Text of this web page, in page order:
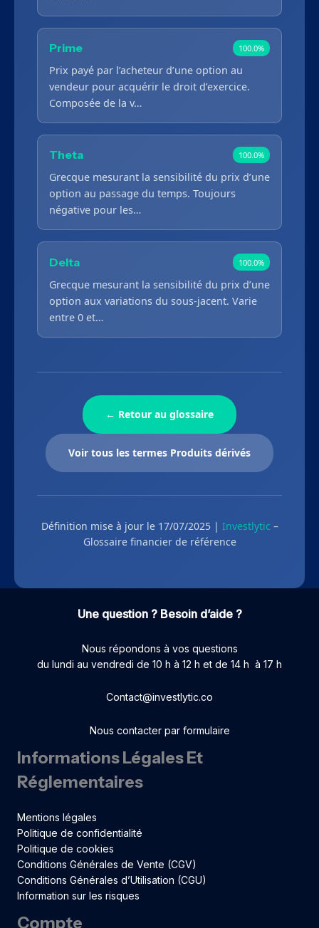
Prime 100.0%
Prix payé par l’acheteur d’une option au
vendeur pour acquérir le droit d’exercice.
Composée de la v…
Theta 100.0%
Grecque mesurant la sensibilité du prix d’une
option au passage du temps. Toujours
négative pour les…
Delta 100.0%
Grecque mesurant la sensibilité du prix d’une
option aux variations du sous-jacent. Varie
entre 0 et…
← Retour au glossaire
Voir tous les termes Produits dérivés
Définition mise à jour le 17/07/2025 | Investlytic –
Glossaire financier de référence
Une question ? Besoin d’aide ?
Nous répondons à vos questions
du lundi au vendredi de 10 h à 12 h et de 14 h à 17 h
Contact@investlytic.co
Nous contacter par formulaire
Informations Légales Et
Réglementaires
Mentions légales
Politique de confidentialité
Politique de cookies
Conditions Générales de Vente (CGV)
Conditions Générales d’Utilisation (CGU)
Information sur les risques
Compte